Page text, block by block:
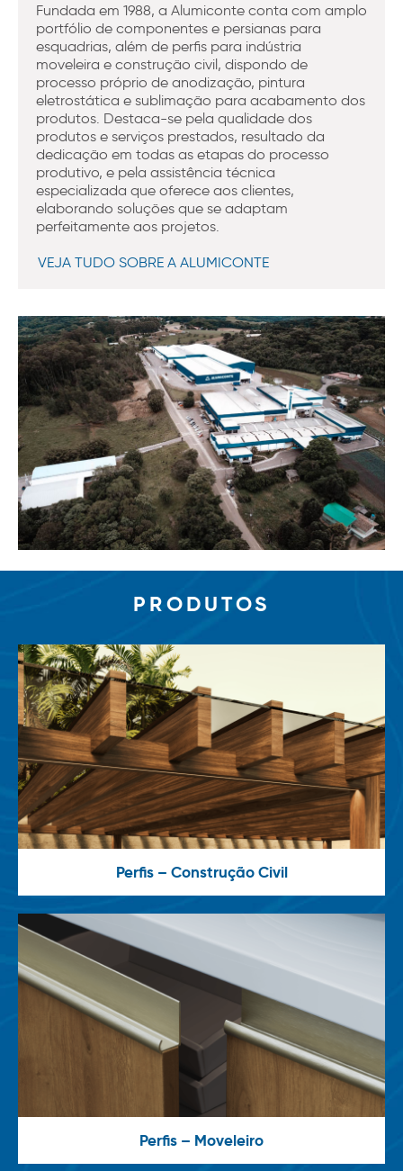
Fundada em 1988, a Alumiconte conta com amplo
portfólio de componentes e persianas para
esquadrias, além de perfis para indústria
moveleira e construção civil, dispondo de
processo próprio de anodização, pintura
eletrostática e sublimação para acabamento dos
produtos. Destaca-se pela qualidade dos
produtos e serviços prestados, resultado da
dedicação em todas as etapas do processo
produtivo, e pela assistência técnica
especializada que oferece aos clientes,
elaborando soluções que se adaptam
perfeitamente aos projetos.
VEJA TUDO SOBRE A ALUMICONTE
PRODUTOS
Perfis – Construção Civil
Perfis – Moveleiro